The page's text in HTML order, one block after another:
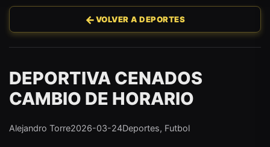
←VOLVER A DEPORTES
DEPORTIVA CENADOS
CAMBIO DE HORARIO
Alejandro Torre2026-03-24Deportes, Futbol